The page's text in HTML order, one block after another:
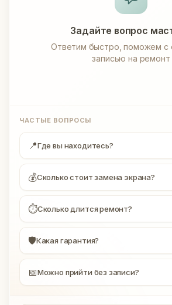
Задайте вопрос
Ответим быстро, поможем с
записью на ремонт
ЧАСТЫЕ ВОПРОСЫ
📍Где вы находитесь?
💰Сколько стоит замена экрана?
⏱Сколько длится ремонт?
🛡Какая гарантия?
📅Можно прийти без записи?